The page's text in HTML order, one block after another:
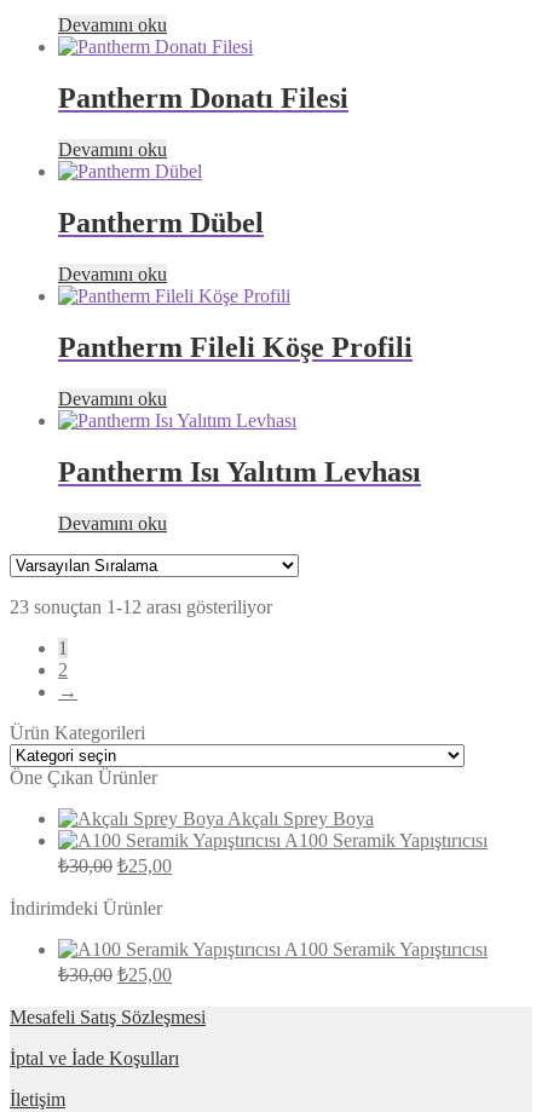
Devamını oku
Pantherm Donatı Filesi
Devamını oku
Pantherm Dübel
Devamını oku
Pantherm Fileli Köşe Profili
Devamını oku
Pantherm Isı Yalıtım Levhası
Devamını oku
23 sonuçtan 1-12 arası gösteriliyor
1
2
→
Ürün Kategorileri
Öne Çıkan Ürünler
Akçalı Sprey Boya
A100 Seramik Yapıştırıcısı
₺30,00 Orijinal
₺30,00.
₺25,00Şu
İndirimdeki Ürünler
A100 Seramik Yapıştırıcısı
₺30,00 Orijinal
₺30,00.
₺25,00Şu
fiyat:
Mesafeli Satış Sözleşmesi
İptal ve İade Koşulları
İletişim